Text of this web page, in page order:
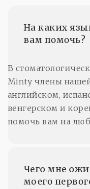
На каких
вам помочь?
В
Minty члены
английском,
венгерском и
помочь вам на
Чего мне
моего